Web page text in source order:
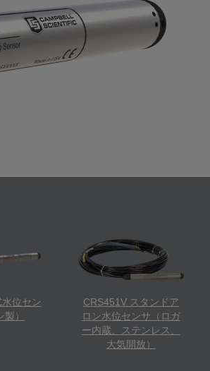
位セン
）
CRS451V スタンドア
ロン水位センサ（ロガ
ー内蔵、ステンレス、
大気開放）